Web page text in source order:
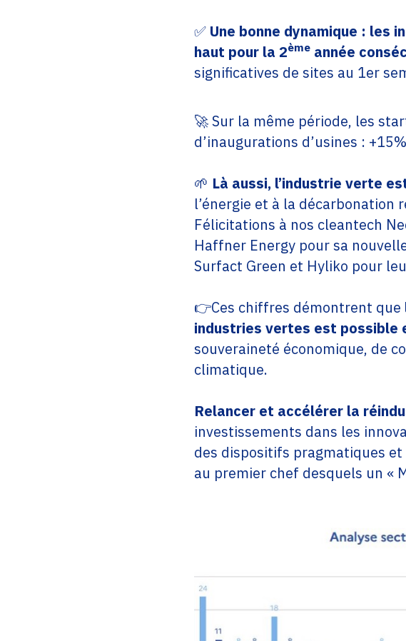
✅ Une bonne dynamique : les
haut pour la 2ème année
significatives de sites au 1er
🚀 Sur la même période, les
d’inaugurations d’usines :
🌱 Là aussi, l’industrie verte
l’énergie et à la décarbonation
Félicitations à nos cleantech
Haffner Energy pour sa
Surfact Green et Hyliko pour
👉Ces chiffres démontrent que
industries vertes est possible
souveraineté économique, de
climatique.
Relancer et accélérer la
investissements dans les
des dispositifs pragmatiques
au premier chef desquels un «